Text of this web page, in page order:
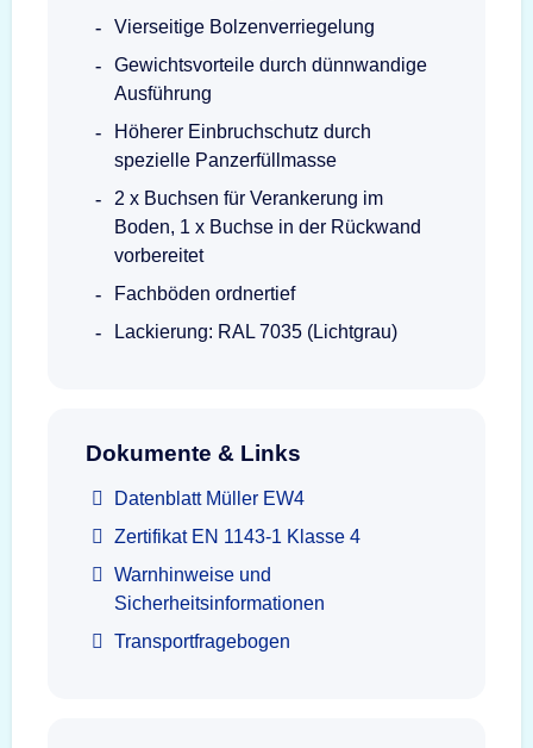
Vierseitige Bolzenverriegelung
Gewichtsvorteile durch dünnwandige
Ausführung
Höherer Einbruchschutz durch
spezielle Panzerfüllmasse
2 x Buchsen für Verankerung im
Boden, 1 x Buchse in der Rückwand
vorbereitet
Fachböden ordnertief
Lackierung: RAL 7035 (Lichtgrau)
Dokumente & Links
Datenblatt Müller EW4
Zertifikat EN 1143-1 Klasse 4
Warnhinweise und
Sicherheitsinformationen
Transportfragebogen